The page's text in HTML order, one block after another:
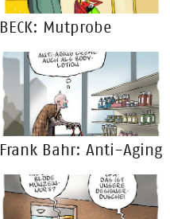
BECK: Mutprobe
Frank Bahr: Anti-Aging